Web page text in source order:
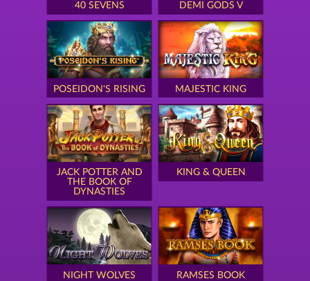
40 SEVENS DEMI GODS V
POSEIDON'S RISING MAJESTIC KING
JACK POTTER AND
THE BOOK OF
DYNASTIES
KING & QUEEN
NIGHT WOLVES RAMSES BOOK